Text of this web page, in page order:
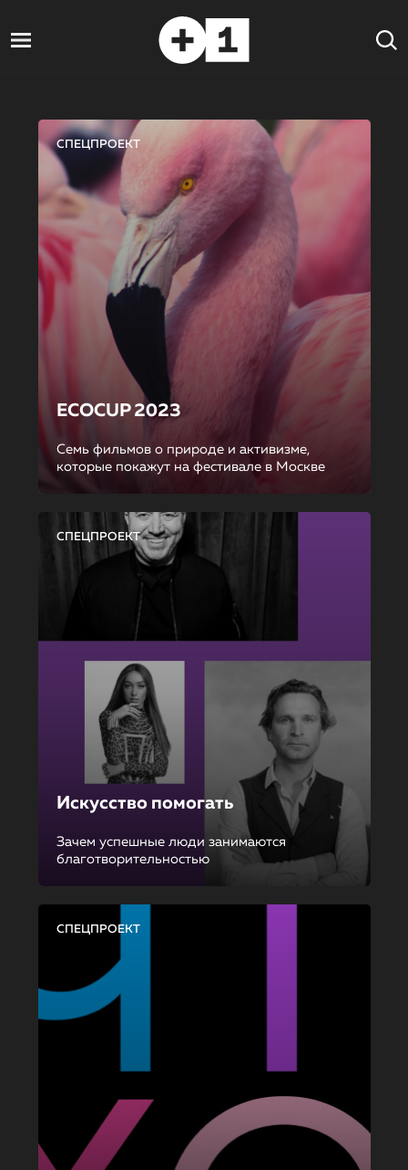
СПЕЦПРОЕКТ
ECOCUP 2023
Семь фильмов о природе и активизме,
которые покажут на фестивале в Москве
СПЕЦПРОЕКТ
Искусство помогать
Зачем успешные люди занимаются
благотворительностью
СПЕЦПРОЕКТ